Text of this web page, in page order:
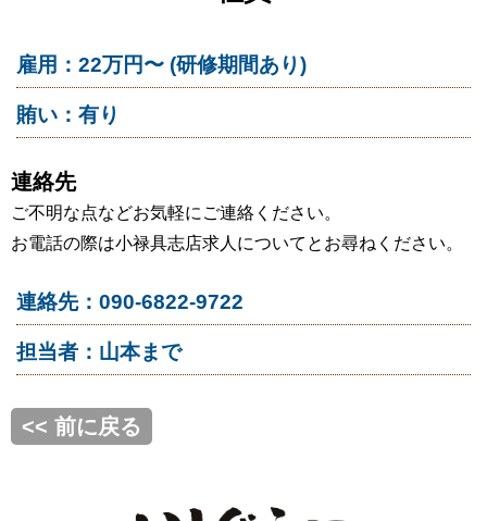
雇用：22万円〜 (研修期間あり)
賄い：有り
連絡先
ご不明な点などお気軽にご連絡ください。
お電話の際は小禄具志店求人についてとお尋ねください。
連絡先：090-6822-9722
担当者：山本まで
<< 前に戻る